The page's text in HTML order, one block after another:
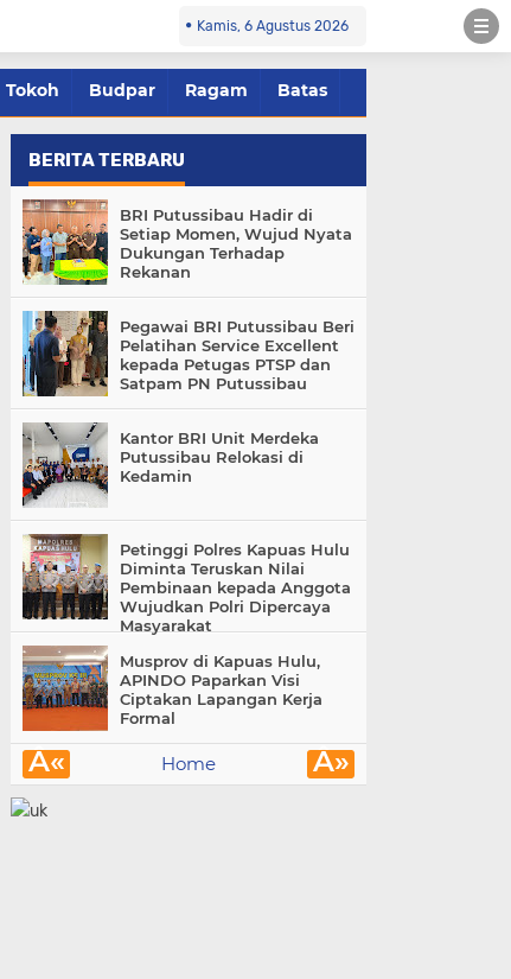
Kamis, 6 Agustus 2026
Tokoh Budpar Ragam Batas
BERITA TERBARU
BRI Putussibau Hadir di
Setiap Momen, Wujud Nyata
Dukungan Terhadap
Rekanan
Pegawai BRI Putussibau Beri
Pelatihan Service Excellent
kepada Petugas PTSP dan
Satpam PN Putussibau
Kantor BRI Unit Merdeka
Putussibau Relokasi di
Kedamin
Petinggi Polres Kapuas Hulu
Diminta Teruskan Nilai
Pembinaan kepada Anggota
Wujudkan Polri Dipercaya
Masyarakat
Musprov di Kapuas Hulu,
APINDO Paparkan Visi
Ciptakan Lapangan Kerja
Formal
Â« Â»
Home